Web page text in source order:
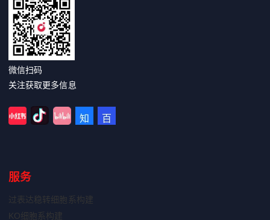
微信扫码
关注获取更多信息
服务
过表达稳转细胞系构建
KO细胞系构建